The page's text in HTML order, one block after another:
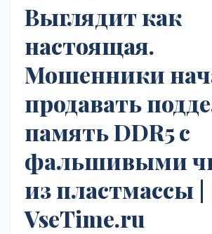
Выглядит как
настоящая.
Мошенники
продавать
память DDR5 с
фальшивыми
из пластмассы |
VseTime.ru